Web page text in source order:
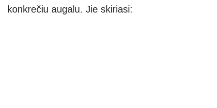
konkrečiu augalu. Jie skiriasi: